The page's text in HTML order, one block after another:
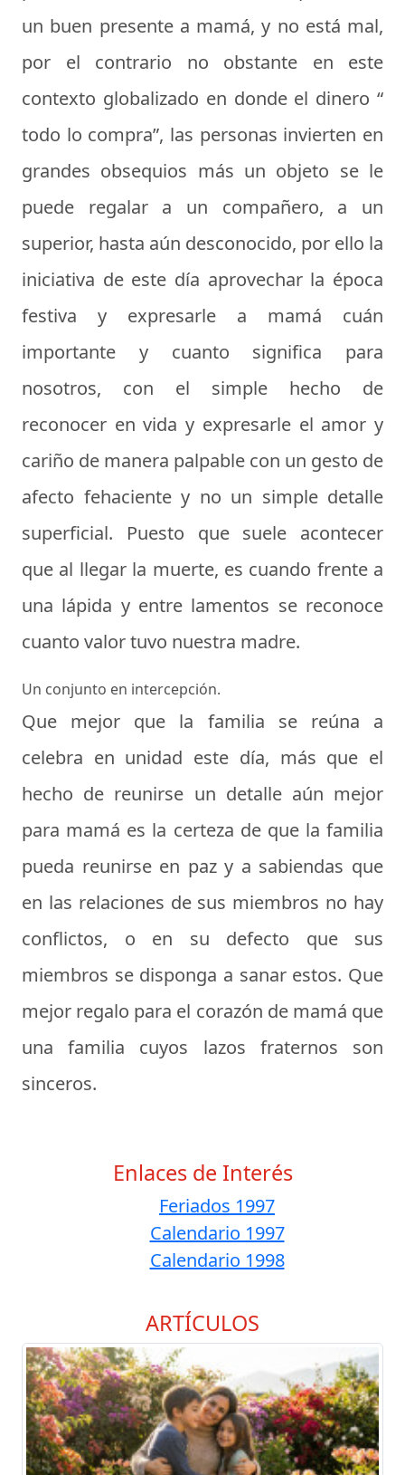
un buen presente a mamá, y no está mal,
por el contrario no obstante en este
contexto globalizado en donde el dinero “
todo lo compra”, las personas invierten en
grandes obsequios más un objeto se le
puede regalar a un compañero, a un
superior, hasta aún desconocido, por ello la
iniciativa de este día aprovechar la época
festiva y expresarle a mamá cuán
importante y cuanto significa para
nosotros, con el simple hecho de
reconocer en vida y expresarle el amor y
cariño de manera palpable con un gesto de
afecto fehaciente y no un simple detalle
superficial. Puesto que suele acontecer
que al llegar la muerte, es cuando frente a
una lápida y entre lamentos se reconoce
cuanto valor tuvo nuestra madre.
Un conjunto en intercepción.
Que mejor que la familia se reúna a
celebra en unidad este día, más que el
hecho de reunirse un detalle aún mejor
para mamá es la certeza de que la familia
pueda reunirse en paz y a sabiendas que
en las relaciones de sus miembros no hay
conflictos, o en su defecto que sus
miembros se disponga a sanar estos. Que
mejor regalo para el corazón de mamá que
una familia cuyos lazos fraternos son
sinceros.
Enlaces de Interés
Feriados 1997
Calendario 1997
Calendario 1998
ARTÍCULOS